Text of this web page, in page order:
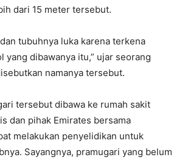
dari 15 meter tersebut.
tubuhnya luka karena terkena
yang dibawanya itu,” ujar seorang
namanya tersebut.
tersebut dibawa ke rumah sakit
dan pihak Emirates bersama
melakukan penyelidikan untuk
Sayangnya, pramugari yang belum